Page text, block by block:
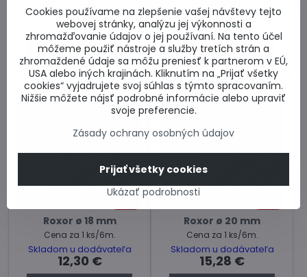
Skladom u dodávateľa
7,46 €
Do košíka
Skladom u dodávateľa
9,78 €
Do košíka
Roxor ø 18 mm
Cena za 1 ks/6m.
Skladom u dodávateľa
12,30 €
Roxor ø 20 mm
Cena za 1 ks/6m.
Skladom u dodávateľa
15,28 €
Cookies používame na zlepšenie vašej návštevy tejto
webovej stránky, analýzu jej výkonnosti a
zhromažďovanie údajov o jej používaní. Na tento účel
môžeme použiť nástroje a služby tretích strán a
zhromaždené údaje sa môžu preniesť k partnerom v EÚ,
USA alebo iných krajinách. Kliknutím na „Prijať všetky
cookies“ vyjadrujete svoj súhlas s týmto spracovaním.
Nižšie môžete nájsť podrobné informácie alebo upraviť
svoje preferencie.
Zásady ochrany osobných údajov
Ukázať podrobnosti
Prijať všetky cookies